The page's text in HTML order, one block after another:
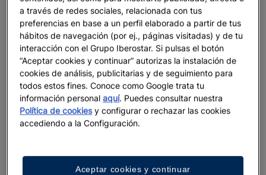
a través de redes sociales, relacionada con tus
preferencias en base a un perfil elaborado a partir de tus
hábitos de navegación (por ej., páginas visitadas) y de tu
interacción con el Grupo Iberostar. Si pulsas el botón
“Aceptar cookies y continuar” autorizas la instalación de
cookies de análisis, publicitarias y de seguimiento para
todos estos fines. Conoce como Google trata tu
información personalaquí. Puedes consultar nuestra
Política de cookiesy configurar o rechazar las cookies
accediendo a la Configuración.
Aceptar cookies y continuar